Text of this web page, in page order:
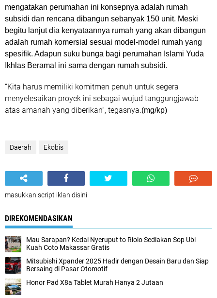
mengatakan perumahan ini konsepnya adalah rumah
subsidi dan rencana dibangun sebanyak 150 unit. Meski
begitu lanjut dia kenyataannya rumah yang akan dibangun
adalah rumah komersial sesuai model-model rumah yang
spesifik. Adapun suku bunga bagi perumahan Islami Yuda
Ikhlas Beramal ini sama dengan rumah subsidi.
“Kita harus memiliki komitmen penuh untuk segera
menyelesaikan proyek ini sebagai wujud tanggungjawab
atas amanah yang diberikan”, tegasnya.(mg/kp)
Daerah Ekobis
masukkan script iklan disini
DIREKOMENDASIKAN
Mau Sarapan? Kedai Nyeruput to Riolo Sediakan Sop Ubi
Kuah Coto Makassar Gratis
Mitsubishi Xpander 2025 Hadir dengan Desain Baru dan Siap
Bersaing di Pasar Otomotif
Honor Pad X8a Tablet Murah Hanya 2 Jutaan